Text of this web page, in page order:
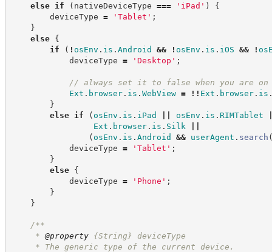
else if ( nativeDeviceType === ' iPad ' )
{
deviceType = 'Tablet ' ;
}
else {
if
( ! osEnv . is .Android && ! osEnv . is . iOS && !
deviceType = 'Desktop ' ;
// always set it to false when you are
Ext . browser . is .WebView = !! Ext . browser . is
}
else if ( osEnv . is . iPad osEnv . is . RIMTablet
Ext . browser . is . Silk
( osEnv . is .Android && userAgent . search
deviceType = 'Tablet ' ;
}
else {
deviceType = ' Phone ' ;
}
}
/**
* @property {String}
deviceType
* The generic type of the current device.